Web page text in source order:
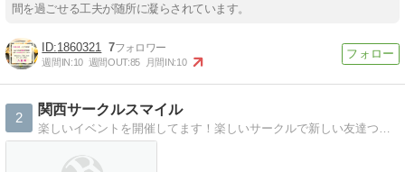
間を過ごせる工夫が随所に凝らされています。
1860321 7
週間IN:10 週間OUT:85 月間IN:10
2
関西サークルスマイル
楽しいイベントを開催してます！楽しいサークルで新しい友達つくり！サークルスマイルはできたばかりの新しいサークルです。